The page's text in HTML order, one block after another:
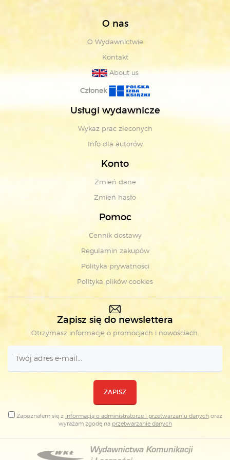
O nas
O Wydawnictwie
Kontakt
About us
Członek
Usługi wydawnicze
Wykaz prac zleconych
Info dla autorów
Konto
Zmień dane
Zmień hasło
Pomoc
Cennik dostawy
Regulamin zakupów
Polityka prywatności
Polityka plików cookies
Zapisz się do newslettera
Otrzymasz informacje o promocjach i nowościach.
ZAPISZ
Zapoznałem się z informacją o administratorze i przetwarzaniu danychoraz
wyrażam zgodę na przetwarzanie danych